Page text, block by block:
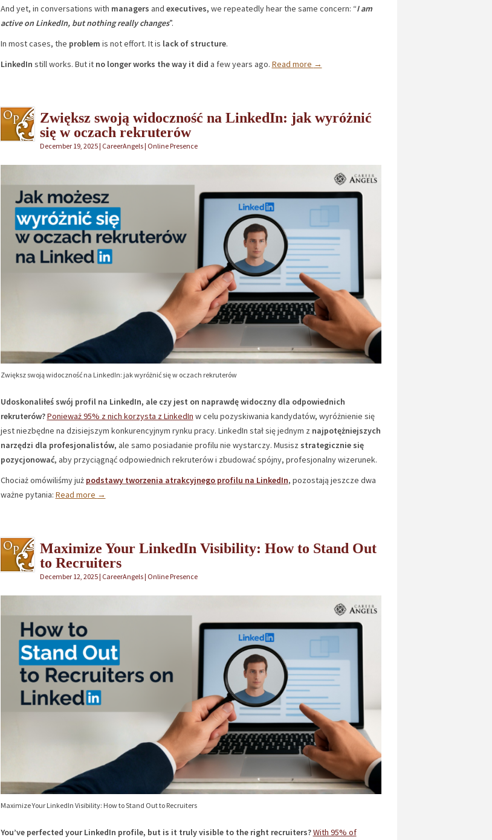
And yet, in conversations with managers and executives, we repeatedly hear the same concern: “I am
active on LinkedIn, but nothing really changes”.
In most cases, the problem is not effort. It is lack of structure.
LinkedIn still works. But it no longer works the way it did a few years ago. Read more →
Zwiększ swoją widoczność na LinkedIn: jak wyróżnić
się w oczach rekruterów
December 19, 2025 | CareerAngels | Online Presence
Zwiększ swoją widoczność na LinkedIn: jak wyróżnić się w oczach rekruterów
Udoskonaliłeś swój profil na LinkedIn, ale czy jest on naprawdę widoczny dla odpowiednich
rekruterów?Ponieważ 95% z nich korzysta z LinkedIn w celu pozyskiwania kandydatów, wyróżnienie się
jest niezbędne na dzisiejszym konkurencyjnym rynku pracy. LinkedIn stał się jednym z najpotężniejszych
narzędzi dla profesjonalistów, ale samo posiadanie profilu nie wystarczy. Musisz strategicznie się
pozycjonować, aby przyciągnąć odpowiednich rekruterów i zbudować spójny, profesjonalny wizerunek.
Chociaż omówiliśmy już podstawy tworzenia atrakcyjnego profilu na LinkedIn, pozostają jeszcze dwa
ważne pytania: Read more →
Maximize Your LinkedIn Visibility: How to Stand Out
to Recruiters
December 12, 2025 | CareerAngels | Online Presence
Maximize Your LinkedIn Visibility: How to Stand Out to Recruiters
You’ve perfected your LinkedIn profile, but is it truly visible to the right recruiters?With 95% of